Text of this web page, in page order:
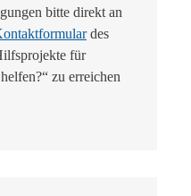
bitte direkt an
des
für
zu erreichen